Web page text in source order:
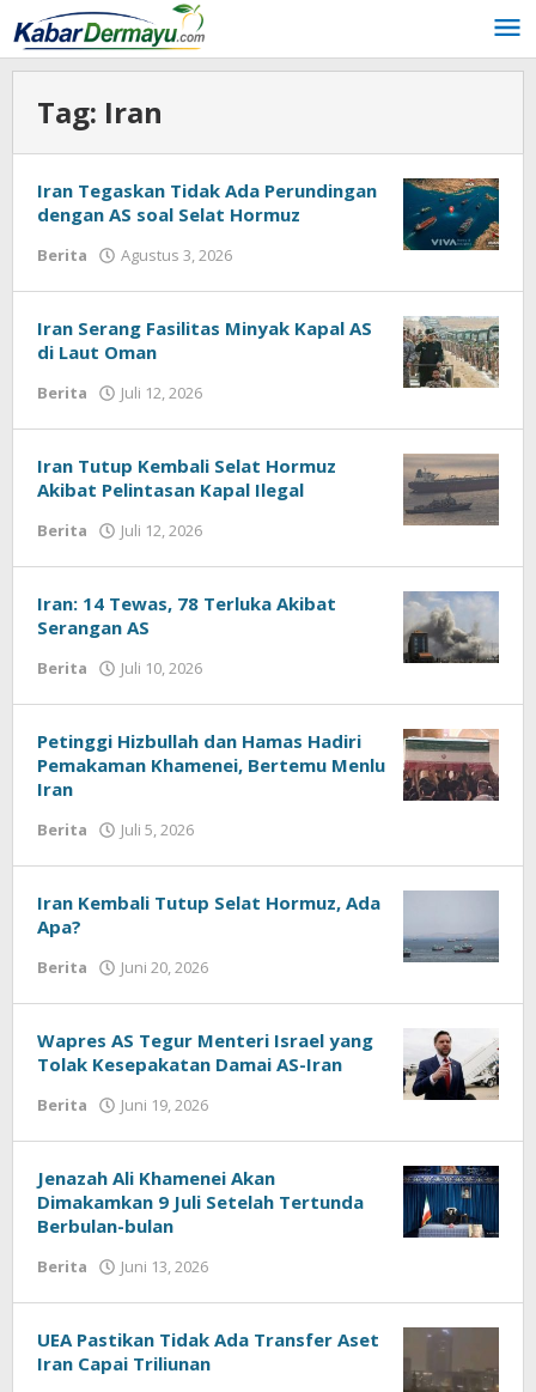
Lewati
ke
konten
Tag: Iran
Iran Tegaskan Tidak Ada Perundingan
dengan AS soal Selat Hormuz
Berita Agustus 3, 2026
Iran Serang Fasilitas Minyak Kapal AS
di Laut Oman
Berita Juli 12, 2026
Iran Tutup Kembali Selat Hormuz
Akibat Pelintasan Kapal Ilegal
Berita Juli 12, 2026
Iran: 14 Tewas, 78 Terluka Akibat
Serangan AS
Berita Juli 10, 2026
Petinggi Hizbullah dan Hamas Hadiri
Pemakaman Khamenei, Bertemu Menlu
Iran
Berita Juli 5, 2026
Iran Kembali Tutup Selat Hormuz, Ada
Apa?
Berita Juni 20, 2026
Wapres AS Tegur Menteri Israel yang
Tolak Kesepakatan Damai AS-Iran
Berita Juni 19, 2026
Jenazah Ali Khamenei Akan
Dimakamkan 9 Juli Setelah Tertunda
Berbulan-bulan
Berita Juni 13, 2026
UEA Pastikan Tidak Ada Transfer Aset
Iran Capai Triliunan